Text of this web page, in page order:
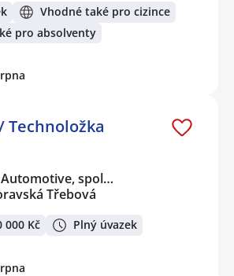
Vhodné také pro cizince
pro absolventy
Technoložka
Automotive, spol…
Třebová
000 Kč Plný úvazek